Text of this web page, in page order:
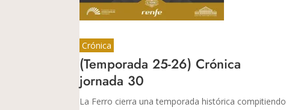
Crónica
(Temporada 25-26) Crónica
jornada 30
La Ferro cierra una temporada histórica compitiendo